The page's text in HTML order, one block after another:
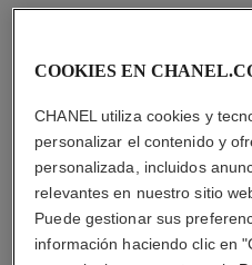
COOKIES EN
CHANEL utiliza cookies y
personalizar el contenido y
personalizada, incluidos
relevantes en nuestro sitio
Puede gestionar sus
información haciendo clic en